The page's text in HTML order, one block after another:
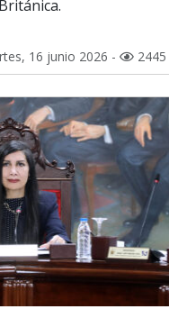
16 junio 2026 - 2445